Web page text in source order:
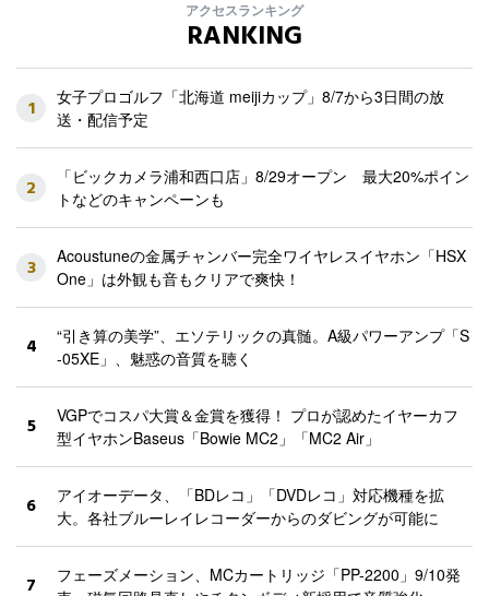
アクセスランキング
RANKING
1
女子プロゴルフ「北海道 meijiカップ」8/7から3日間の放
送・配信予定
2
「ビックカメラ浦和西口店」8/29オープン 最大20%ポイン
トなどのキャンペーンも
3
Acoustuneの金属チャンバー完全ワイヤレスイヤホン「HSX
One」は外観も音もクリアで爽快！
4
“引き算の美学”、エソテリックの真髄。A級パワーアンプ「S
-05XE」、魅惑の音質を聴く
5
VGPでコスパ大賞＆金賞を獲得！ プロが認めたイヤーカフ
型イヤホンBaseus「Bowie MC2」「MC2 Air」
6
アイオーデータ、「BDレコ」「DVDレコ」対応機種を拡
大。各社ブルーレイレコーダーからのダビングが可能に
7
フェーズメーション、MCカートリッジ「PP-2200」9/10発